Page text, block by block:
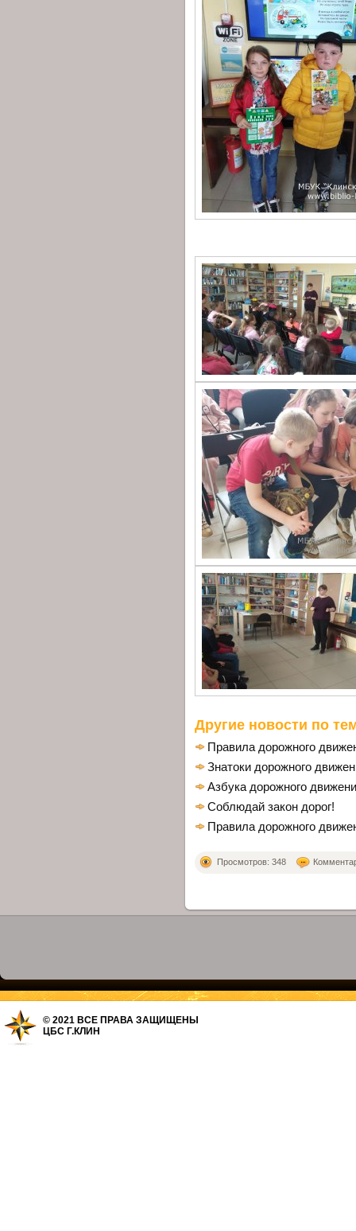
Другие новости по
Правила дорожного
Знатоки дорожного
Азбука дорожного
Соблюдай закон дорог!
Правила дорожного
Просмотров: 348
© 2021 ВСЕ ПРАВА ЗАЩИЩЕНЫ
ЦБС Г.КЛИН